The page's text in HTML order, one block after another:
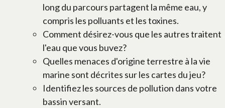
long du parcours partagent la même eau, y
compris les polluants et les toxines.
Comment désirez-vous que les autres traitent
l'eau que vous buvez?
Quelles menaces d'origine terrestre à la vie
marine sont décrites sur les cartes du jeu?
Identifiez les sources de pollution dans votre
bassin versant.